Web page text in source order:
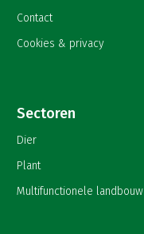
Contact
Cookies & privacy
Sectoren
Dier
Plant
Multifunctionele landbouw